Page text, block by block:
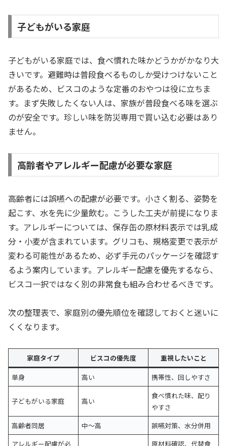
子どもがいる家庭
子どもがいる家庭では、食べ慣れた味かどうかがかなり大
きいです。避難時は普段食べるものしか受けつけないこと
があるため、ビスコのような定番のおやつは役に立ちま
す。まず失敗したくない人は、家族が普段食べる味を選ぶ
のが安全です。珍しい味を防災専用で買い込む必要はあり
ません。
高齢者やアレルギー配慮が必要な家庭
高齢者には誤嚥への配慮が必要です。小さく割る、姿勢を
起こす、水を先に少量飲む。こうした工夫が前提になりま
す。アレルギーについては、保存缶の原材料表示では乳成
分・小麦が含まれています。グリコも、規格変更で表示が
変わる可能性があるため、必ず手元のパッケージを確認す
るよう案内しています。アレルギー配慮を優先するなら、
ビスコ一択ではなく別の非常食も組み合わせるべきです。
次の整理表で、家庭別の優先順位を確認しておくと迷いに
くくなります。
家庭タイプ ビスコの優先度
重視したいこと
単身
高い 携帯性、回しやすさ
子どもがいる家庭 高い
食べ慣れた味、配り
やすさ
高齢者同居
中〜高
誤嚥対策、水分併用
アレルギー配慮が必
原材料確認、代替食